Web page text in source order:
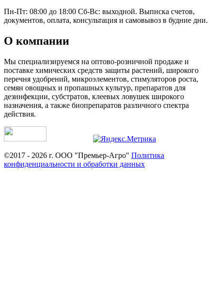
Пн-Пт: 08:00 до 18:00 Сб-Вс: выходной. Выписка счетов,
документов, оплата, консультация и самовывоз в будние дни.
О компании
Мы специализируемся на оптово-розничной продаже и
поставке химических средств защиты растений, широкого
перечня удобрений, микроэлементов, стимуляторов роста,
семян овощных и пропашных культур, препаратов для
дезинфекции, субстратов, клеевых ловушек широкого
назначения, а также биопрепаратов различного спектра
действия.
©2017 - 2026 г. ООО "Премьер-Агро" Политика
конфиденциальности и обработки данных